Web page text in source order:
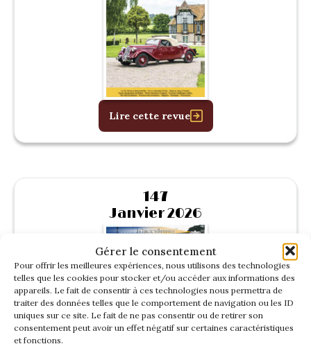
Gérer le consentement
Pour offrir les meilleures expériences, nous utilisons des technologies
telles que les cookies pour stocker et/ou accéder aux informations des
appareils. Le fait de consentir à ces technologies nous permettra de
traiter des données telles que le comportement de navigation ou les ID
uniques sur ce site. Le fait de ne pas consentir ou de retirer son
consentement peut avoir un effet négatif sur certaines caractéristiques
et fonctions.
Lire cette revue
147
Janvier 2026